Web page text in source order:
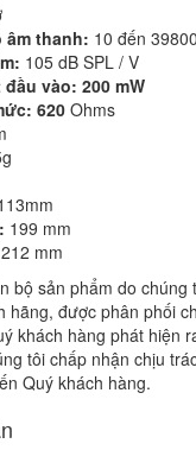
âm thanh: 10 đến
105 dB SPL / V
vào: 200 mW
620 Ohms
199 mm
212 mm
bộ sản phẩm do chúng
hãng, được phân phối
khách hàng phát hiện
tôi chấp nhận chịu
Quý khách hàng.